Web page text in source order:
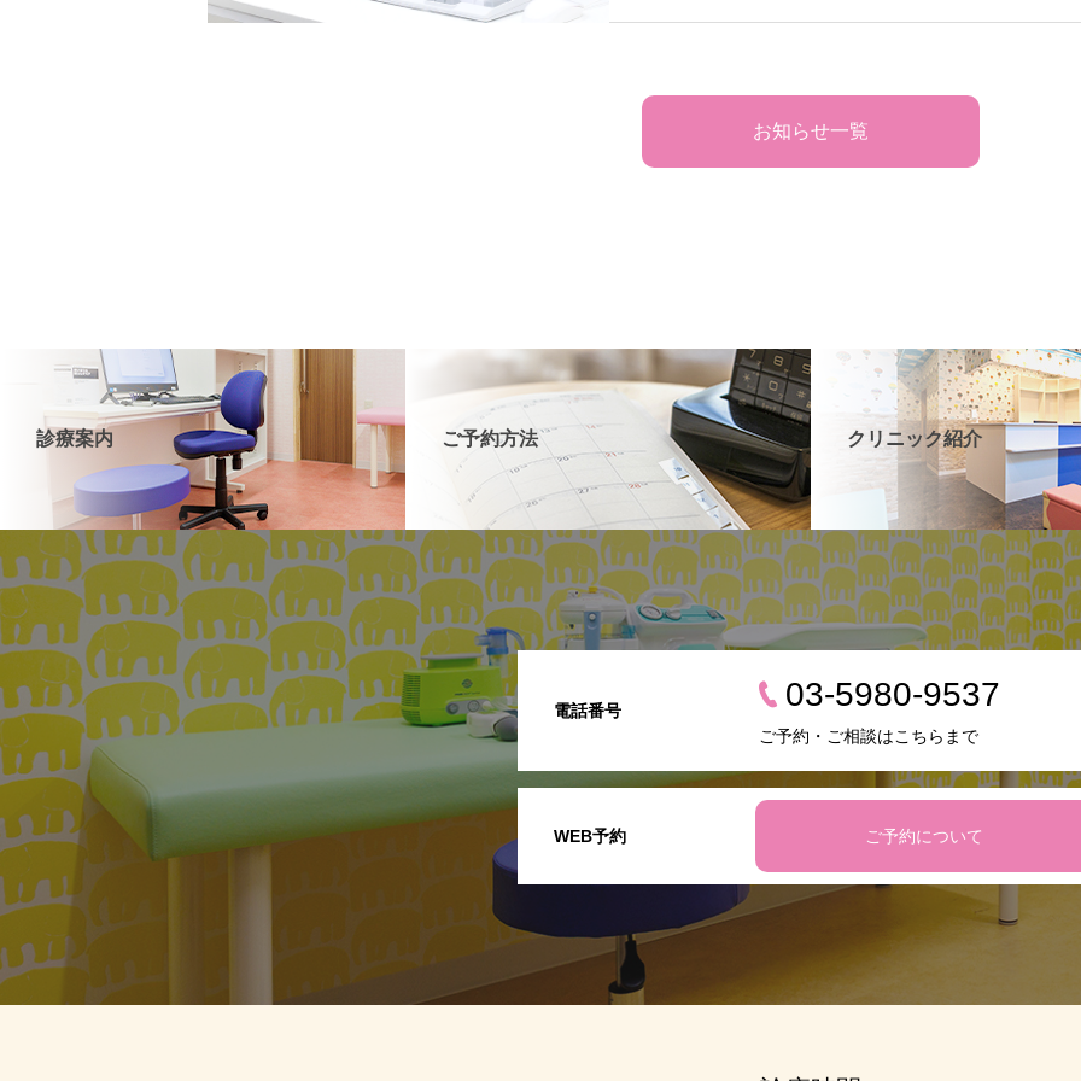
お知らせ一覧
診療案内 ご予約方法 クリニック紹介
WEB予約 ご予約について
電話番号 03-5980-9537
ご予約・ご相談はこちらまで